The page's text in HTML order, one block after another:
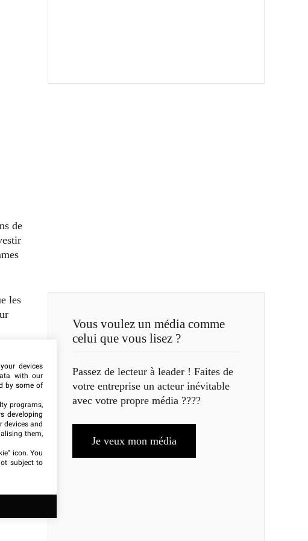
de
les
Vous voulez un média comme
celui que vous lisez ?
Passez de lecteur à leader ! Faites de
votre entreprise un acteur inévitable
avec votre propre média ????
Je veux mon média
devices
with our
by some of
programs,
developing
devices and
them,
icon. You
subject to